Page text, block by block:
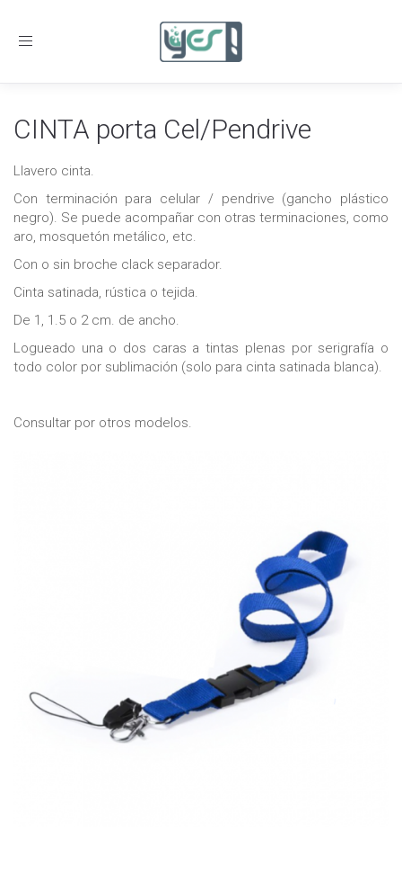
Toggle
CINTA porta Cel/Pendrive
Llavero cinta.
Con terminación para celular / pendrive (gancho plástico
negro). Se puede acompañar con otras terminaciones, como
aro, mosquetón metálico, etc.
Con o sin broche clack separador.
Cinta satinada, rústica o tejida.
De 1, 1.5 o 2 cm. de ancho.
Logueado una o dos caras a tintas plenas por serigrafía o
todo color por sublimación (solo para cinta satinada blanca).
Consultar por otros modelos.